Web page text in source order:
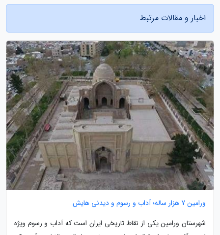
اخبار و مقالات مرتبط
ورامین 7 هزار ساله؛ آداب و رسوم و دیدنی هایش
شهرستان ورامین یکی از نقاط تاریخی ایران است که آداب و رسوم ویژه